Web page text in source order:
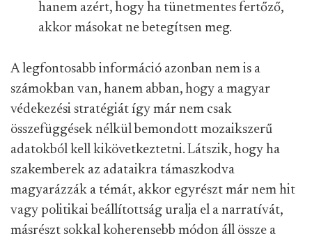
hanem azért, hogy ha tünetmentes fertőző,
akkor másokat ne betegítsen meg.
A legfontosabb információ azonban nem is a
számokban van, hanem abban, hogy a magyar
védekezési stratégiát így már nem csak
összefüggések nélkül bemondott mozaikszerű
adatokból kell kikövetkeztetni. Látszik, hogy ha
szakemberek az adataikra támaszkodva
magyarázzák a témát, akkor egyrészt már nem hit
vagy politikai beállítottság uralja el a narratívát,
másrészt sokkal koherensebb módon áll össze a